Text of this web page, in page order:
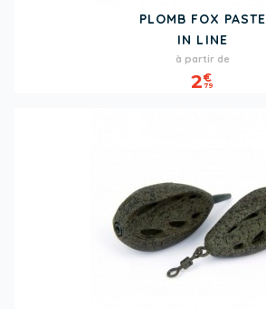
PLOMB FOX PASTE
IN LINE
Prix
à partir de
2€
79